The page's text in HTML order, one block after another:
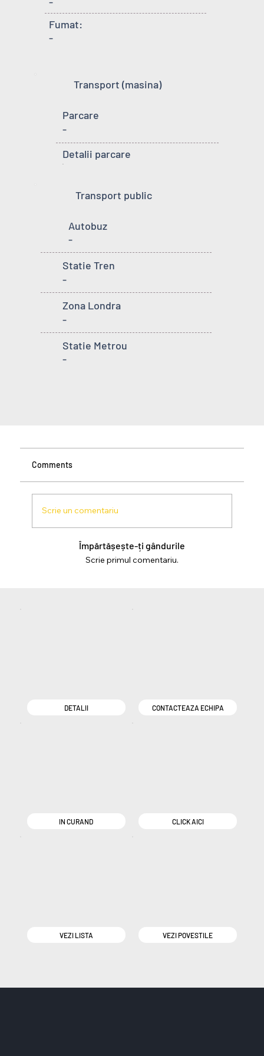
Fumat:
-
Transport (masina)
Parcare
-
Detalii parcare
-
Transport public
Autobuz
-
Statie Tren
-
Zona Londra
-
Statie Metrou
-
Comments
Scrie un comentariu
Împărtășește-ți gândurile
Scrie primul comentariu.
DETALII CONTACTEAZA ECHIPA
IN CURAND CLICK AICI
VEZI LISTA VEZI POVESTILE